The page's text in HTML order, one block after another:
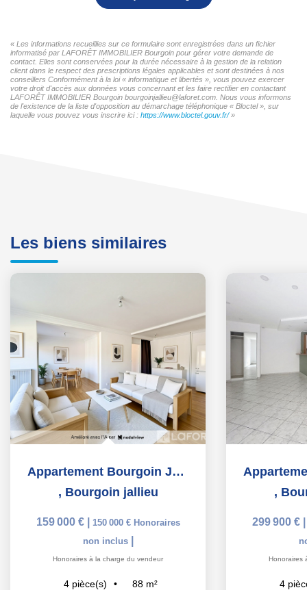
« Les informations recueillies sur ce formulaire sont enregistrées dans un fichier
informatisé par LAFORÊT IMMOBILIER Bourgoin pour gérer votre demande de
contact. Elles sont conservées pour la durée nécessaire à la gestion de la relation
client dans le respect des prescriptions légales applicables et sont destinées à nos
conseillers Conformément à la loi « informatique et libertés », vous pouvez exercer
votre droit d'accès aux données vous concernant et les faire rectifier en contactant
LAFORÊT IMMOBILIER Bourgoin bourgoinjallieu@laforet.com. Nous vous informons
de l'existence de la liste d'opposition au démarchage téléphonique « Bloctel », sur
laquelle vous pouvez vous inscrire ici : https://www.bloctel.gouv.fr/»
Les biens similaires
Appartement Bourgoin Jallieu 4 pièce(s) 87.8 m2
, Bourgoin jallieu
159 000 € 150 000 € Honoraires
non inclus
Honoraires à la charge du vendeur
4 pièce(s) 88 m²
,
299 900 €
Honoraires
4